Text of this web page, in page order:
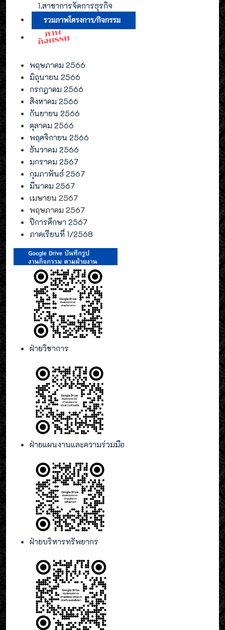
1.สาขาการจัดการธุรกิจ
พฤษภาคม 2566
มิถุนายน 2566
กรกฎาคม 2566
สิงหาคม 2566
กันยายน 2566
ตุลาคม 2566
พฤศจิกายน 2566
ธันวาคม 2566
มกราคม 2567
กุมภาพันธ์ 2567
มีนาคม 2567
เมษายน 2567
พฤษภาคม 2567
ปีการศึกษา 2567
ภาคเรียนที่ 1/2568
ฝ่ายวิชาการ
ฝ่ายแผนงานและความร่วมมือ
ฝ่ายบริหารทรัพยากร